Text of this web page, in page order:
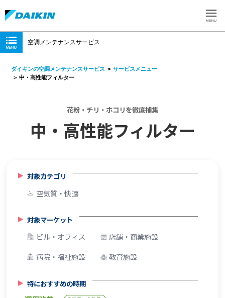
空調メンテナンスサービス
ダイキンの空調メンテナンスサービス
サービスメニュー
中・高性能フィルター
花粉・チリ・ホコリを徹底捕集
中・高性能フィルター
対象カテゴリ
空気質・快適
対象マーケット
ビル・オフィス
店舗・商業施設
病院・福祉施設
教育施設
特におすすめの時期